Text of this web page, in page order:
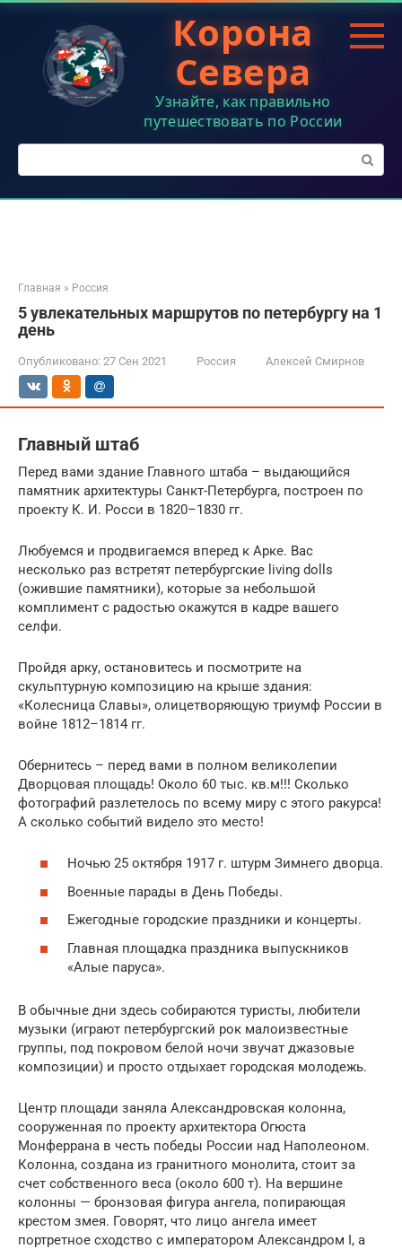
Перейти
контенту
Корона
Севера
Узнайте, как правильно
путешествовать по России
Поиск:
Главная » Россия
5 увлекательных маршрутов по петербургу на 1
день
Опубликовано: 27 Сен 2021 Россия Алексей Смирнов
Главный штаб
Перед вами здание Главного штаба – выдающийся
памятник архитектуры Санкт-Петербурга, построен по
проекту К. И. Росси в 1820–1830 гг.
Любуемся и продвигаемся вперед к Арке. Вас
несколько раз встретят петербургские living dolls
(ожившие памятники), которые за небольшой
комплимент с радостью окажутся в кадре вашего
селфи.
Пройдя арку, остановитесь и посмотрите на
скульптурную композицию на крыше здания:
«Колесница Славы», олицетворяющую триумф России в
войне 1812–1814 гг.
Обернитесь – перед вами в полном великолепии
Дворцовая площадь! Около 60 тыс. кв.м!!! Сколько
фотографий разлетелось по всему миру с этого ракурса!
А сколько событий видело это место!
Ночью 25 октября 1917 г. штурм Зимнего дворца.
Военные парады в День Победы.
Ежегодные городские праздники и концерты.
Главная площадка праздника выпускников
«Алые паруса».
В обычные дни здесь собираются туристы, любители
музыки (играют петербургский рок малоизвестные
группы, под покровом белой ночи звучат джазовые
композиции) и просто отдыхает городская молодежь.
Центр площади заняла Александровская колонна,
сооруженная по проекту архитектора Огюста
Монферрана в честь победы России над Наполеоном.
Колонна, создана из гранитного монолита, стоит за
счет собственного веса (около 600 т). На вершине
колонны — бронзовая фигура ангела, попирающая
крестом змея. Говорят, что лицо ангела имеет
портретное сходство с императором Александром I, а